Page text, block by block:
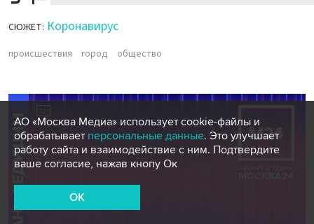
СЮЖЕТ: Коронавирус
происшествия город общество
АО «Москва Медиа» использует cookie-файлы и
обрабатывает персональные данные. Это улучшает
работу сайта и взаимодействие с ним. Подтвердите
ваше согласие, нажав кнопу Ок
OK